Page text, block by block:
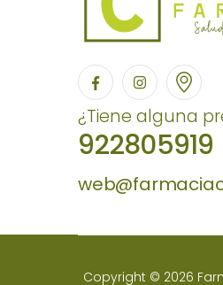
¿Tiene alguna
922805919
Copyright © 2026